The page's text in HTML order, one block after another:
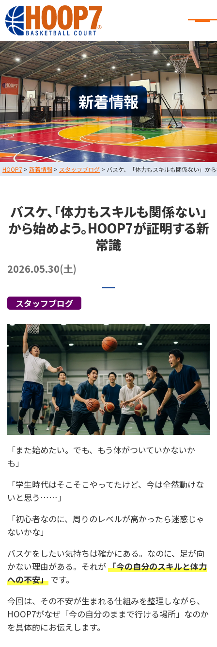
大阪・東大阪・堺のバスケコートレンタル｜HOOP7
大阪・東大阪・堺のバスケコート
レンタル｜HOOP7
HOME
初めての方へ
東大阪店
堺店
大会・イベント情報
HOOPERSスクール
バスケ×BBQ
お知らせ
スタッフブログ
お問い合わせ
利用規約
運営会社情報
採用情報
TEL.0729-65-6060
堺店 TEL.072-249-8382
新着情報
HOOP7 > 新着情報 > スタッフブログ > バスケ、「体力もスキルも関係ない」か
バスケ、「体力もスキルも関係ない」
から始めよう。HOOP7が証明する新
常識
2026.05.30(土)
スタッフブログ
「また始めたい。でも、もう体がついていかないか
も」
「学生時代はそこそこやってたけど、今は全然動けな
いと思う……」
「初心者なのに、周りのレベルが高かったら迷惑じゃ
ないかな」
バスケをしたい気持ちは確かにある。なのに、足が向
かない理由がある。それが「今の自分のスキルと体力
への不安」 です。
今回は、その不安が生まれる仕組みを整理しながら、
HOOP7がなぜ「今の自分のままで行ける場所」なのか
を具体的にお伝えします。